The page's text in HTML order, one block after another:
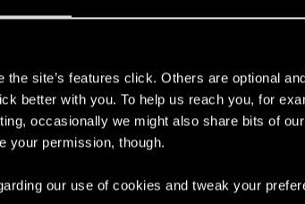
the site’s features click. Others are optional
better with you. To help us reach you, for
occasionally we might also share bits of
your permission, though.
our use of cookies and tweak your